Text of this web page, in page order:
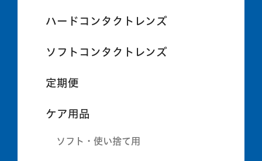
ハードコンタクトレンズ
ソフトコンタクトレンズ
定期便
ケア用品
ソフト・使い捨て用